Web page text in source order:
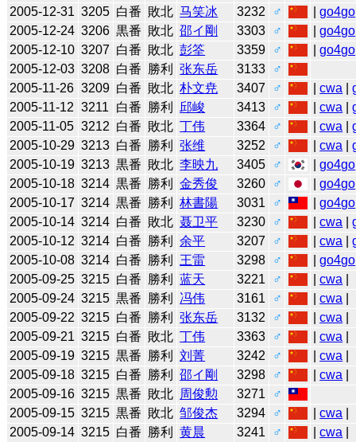
2005-12-31 3205 白番 敗北 马笑冰 3232 ♂ |go4go
2005-12-24 3206 黒番 敗北 邵イ剛 3303 ♂ |go4go
2005-12-10 3207 白番 敗北 彭筌 3359 ♂ |go4go
2005-12-03 3208 白番 勝利 张东岳 3133
♂
2005-11-26 3209 白番 敗北 朴文尭 3407 ♂ |cwa |
2005-11-12 3211 白番 勝利 邱峻 3413 ♂ |cwa |
2005-11-05 3212 白番 敗北 丁伟 3364 ♂ |cwa |
2005-10-29 3213 白番 勝利 张维 3252 ♂ |cwa |
2005-10-19 3213 黒番 敗北 李映九 3405 ♂ |go4go
2005-10-18 3214 黒番 勝利 金秀俊 3260 ♂ |go4go
2005-10-17 3214 黒番 勝利 林書陽 3031 ♂ |go4go
2005-10-14 3214 白番 敗北 聂卫平 3230 ♂ |cwa |
2005-10-12 3214 白番 勝利 余平 3207 ♂ |cwa |
2005-10-08 3214 白番 勝利 王雷 3298 ♂ |go4go
2005-09-25 3215 白番 勝利 蓝天 3221 ♂ |cwa
2005-09-24 3215 黒番 勝利 冯伟 3161 ♂ |cwa
2005-09-22 3215 白番 勝利 张东岳 3132 ♂ |cwa
2005-09-21 3215 白番 敗北 丁伟 3363 ♂ |cwa
2005-09-19 3215 黒番 勝利 刘菁 3242 ♂ |cwa
2005-09-18 3215 白番 勝利 邵イ剛 3298 ♂ |cwa
2005-09-16 3215 黒番 敗北 周俊勲 3271
♂
2005-09-15 3215 黒番 敗北 邹俊杰 3294 ♂ |cwa
2005-09-14 3215 白番 勝利 黄晨 3241 ♂ |cwa